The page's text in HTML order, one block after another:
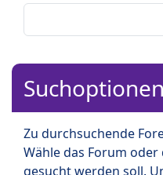
Suchoptionen
Zu durchsuchende
Wähle das Forum
gesucht werden soll.